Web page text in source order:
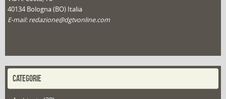
40134 Bologna (BO) Italia
E-mail: redazione@dgtvonline.com
CATEGORIE